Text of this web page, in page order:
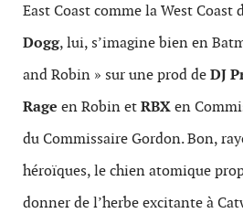
East Coast comme la West Coast
Dogg, lui, s’imagine bien en
and Robin » sur une prod deDJ
Rage en Robin etRBXen
du Com­mis­saire Gor­don. Bon,
héroïques, le chien atom­ique
don­ner de l’herbe exci­tante à